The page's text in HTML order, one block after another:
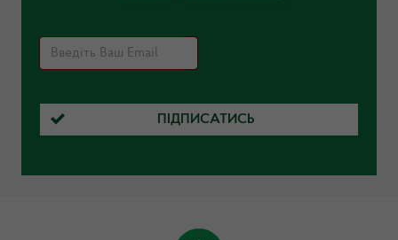
ПІДПИСАТИСЬ